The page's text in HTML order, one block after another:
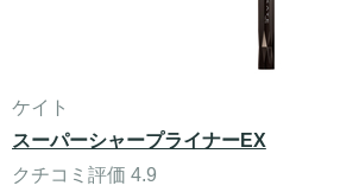
ケイト
スーパーシャープライナーEX
クチコミ評価 4.9